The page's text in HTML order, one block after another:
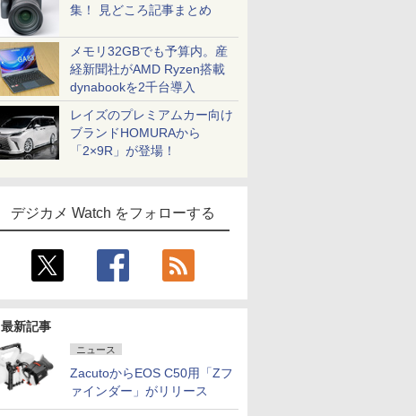
集！ 見どころ記事まとめ
メモリ32GBでも予算内。産
経新聞社がAMD Ryzen搭載
dynabookを2千台導入
レイズのプレミアムカー向け
ブランドHOMURAから
「2×9R」が登場！
デジカメ Watch をフォローする
最新記事
ニュース
ZacutoからEOS C50用「Zフ
ァインダー」がリリース